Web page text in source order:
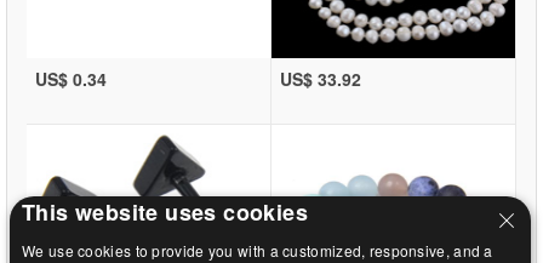
US$ 0.34 US$ 33.92
This website uses cookies
We use cookies to provide you with a customized, responsive, and a